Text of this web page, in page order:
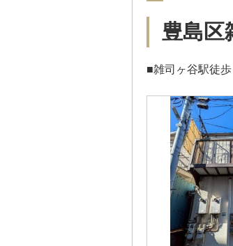
豊島
■雑司ヶ谷駅徒